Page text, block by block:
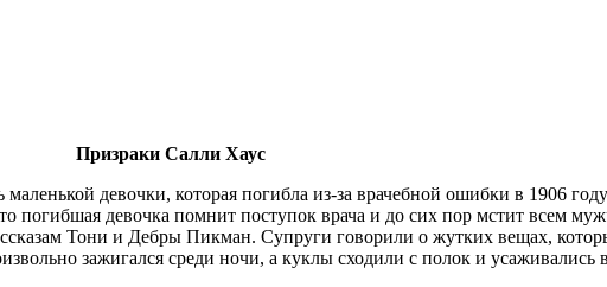
Призраки Салли Хаус
девочки, которая погибла из-за врачебной ошибки в 1906
погибшая девочка помнит поступок врача и до сих пор мстит всем
Тони и Дебры Пикман. Супруги говорили о жутких вещах,
зажигался среди ночи, а куклы сходили с полок и усаживались